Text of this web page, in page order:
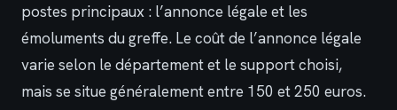
postes principaux : l’annonce légale et les
émoluments du greffe. Le coût de l’annonce légale
varie selon le département et le support choisi,
mais se situe généralement entre 150 et 250 euros.